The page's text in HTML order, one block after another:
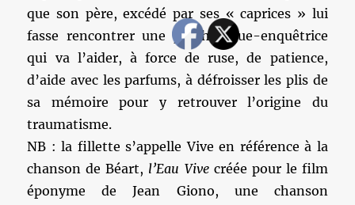
que son père, excédé par ses « caprices » lui
fasse rencontrer une psychologue-enquêtrice
qui va l’aider, à force de ruse, de patience,
d’aide avec les parfums, à défroisser les plis de
sa mémoire pour y retrouver l’origine du
traumatisme.
NB : la fillette s’appelle Vive en référence à la
chanson de Béart, l’Eau Vivecréée pour le film
éponyme de Jean Giono, une chanson